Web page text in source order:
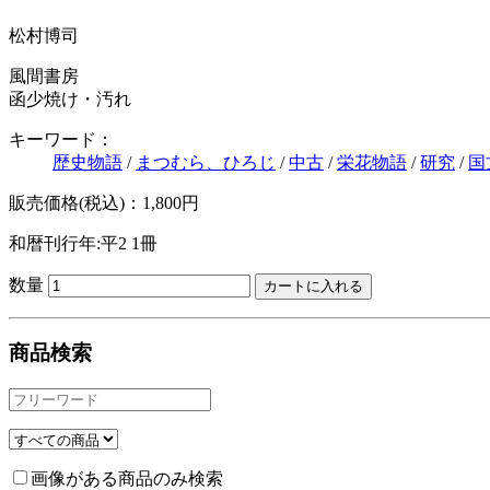
松村博司
風間書房
函少焼け・汚れ
キーワード：
歴史物語 / まつむら、ひろじ /中古 /栄花物語 /研究 /
販売価格(税込)：1,800円
和暦刊行年:平2 1冊
数量
商品検索
画像がある商品のみ検索